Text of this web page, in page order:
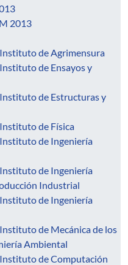
2013
de Agrimensura
de Ensayos y
de Estructuras y
de Física
de Ingeniería
de Ingeniería
Industrial
de Ingeniería
de Mecánica de los
Ambiental
de Computación